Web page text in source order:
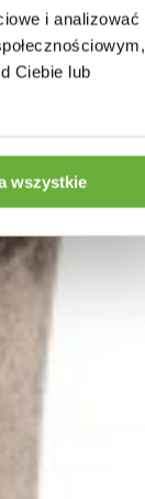
i analizować
Ciebie lub
wszystkie